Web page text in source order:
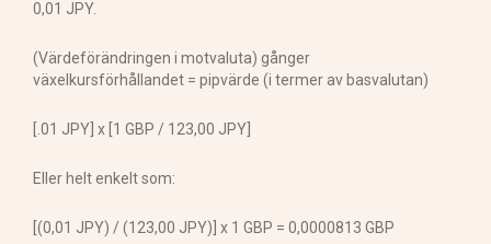
0,01 JPY.
(Värdeförändringen i motvaluta) gånger
växelkursförhållandet = pipvärde (i termer av basvalutan)
[.01 JPY] x [1 GBP / 123,00 JPY]
Eller helt enkelt som:
[(0,01 JPY) / (123,00 JPY)] x 1 GBP = 0,0000813 GBP